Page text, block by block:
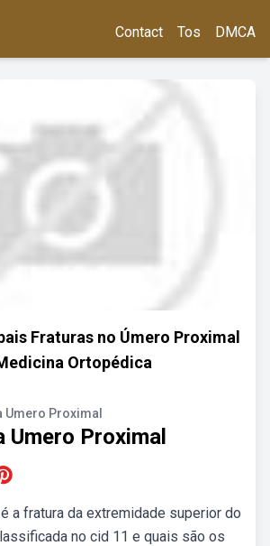
Contact Tos DMCA
Fraturas no Úmero Proximal
Ortopédica
Umero Proximal
Umero Proximal
a fratura da extremidade superior do
no cid 11 e quais são os